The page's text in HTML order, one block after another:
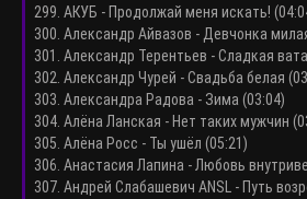
299. АКУБ - Продолжай меня искать!
300. Александр Айвазов - Девчонка
301. Александр Терентьев - Сладкая
302. Александр Чурей - Свадьба белая
303. Александра Радова - Зима (03:04)
304. Алёна Ланская - Нет таких мужчин
305. Алёна Росс - Ты ушёл (05:21)
306. Анастасия Лапина - Любовь
307. Андрей Слабашевич ANSL - Путь